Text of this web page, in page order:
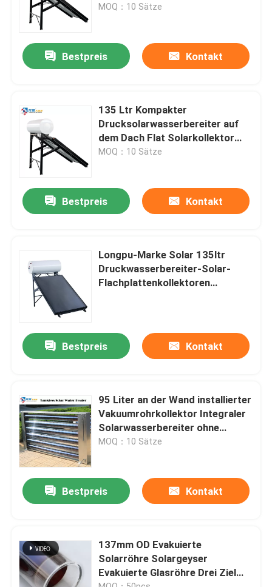
Produkte
Videos
Über uns
Qualitätskontrolle
Kontakt mit uns
Neuigkeiten
Rechtssachen
Solarthermischer Kocher
Flachplattenkollektor
MOQ：10 Sätze
Bestpreis Kontakt
135 Ltr Kompakter
Drucksolarwasserbereiter auf
dem Dach Flat Solarkollektor
Typ
MOQ：10 Sätze
Bestpreis Kontakt
Longpu-Marke Solar 135ltr
Druckwasserbereiter-Solar-
Flachplattenkollektoren
Bestpreis Kontakt
95 Liter an der Wand installierter
Vakuumrohrkollektor Integraler
Solarwasserbereiter ohne
Wassertank
MOQ：10 Sätze
Bestpreis Kontakt
137mm OD Evakuierte
Solarröhre Solargeyser
Evakuierte Glasröhre Drei Ziel